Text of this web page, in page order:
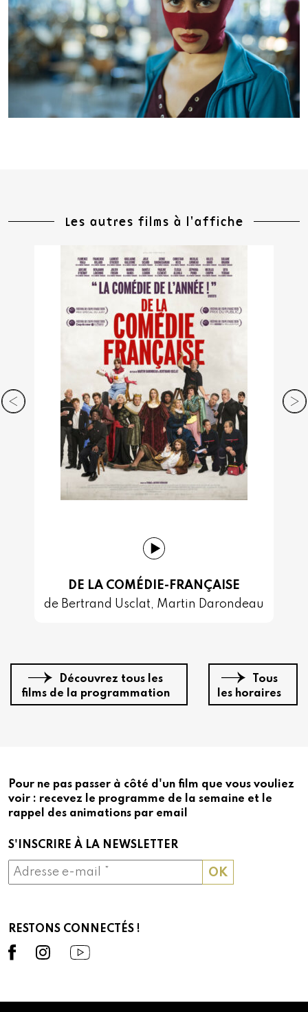
Les autres films à l'affiche
DE LA COMÉDIE-FRANÇAISE
de Bertrand Usclat, Martin Darondeau
Découvrez tous les
films de la programmation
Tous
les horaires
Pour ne pas passer à côté d'un film que vous vouliez
voir : recevez le programme de la semaine et le
rappel des animations par email
S'INSCRIRE À LA NEWSLETTER
RESTONS CONNECTÉS !